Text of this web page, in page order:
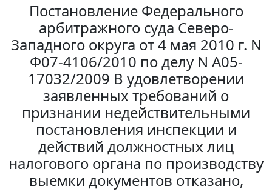
Постановление Федерального
арбитражного суда Северо-
Западного округа от 4 мая 2010 г. N
Ф07-4106/2010 по делу N А05-
17032/2009 В удовлетворении
заявленных требований о
признании недействительными
постановления инспекции и
действий должностных лиц
налогового органа по производству
выемки документов отказано,